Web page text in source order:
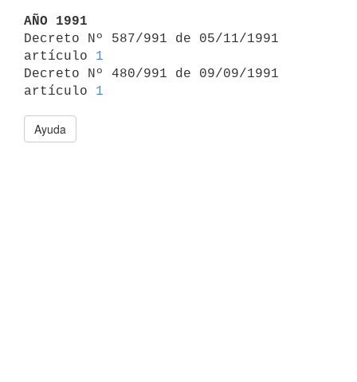
AÑO 1991
Decreto Nº 587/991 de 05/11/1991
artículo 1
Decreto Nº 480/991 de 09/09/1991
artículo 1
Ayuda